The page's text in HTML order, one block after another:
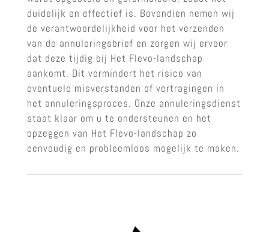
duidelijk en effectief is. Bovendien nemen wij
de verantwoordelijkheid voor het verzenden
van de annuleringsbrief en zorgen wij ervoor
dat deze tijdig bij Het Flevo-landschap
aankomt. Dit vermindert het risico van
eventuele misverstanden of vertragingen in
het annuleringsproces. Onze annuleringsdienst
staat klaar om u te ondersteunen en het
opzeggen van Het Flevo-landschap zo
eenvoudig en probleemloos mogelijk te maken.